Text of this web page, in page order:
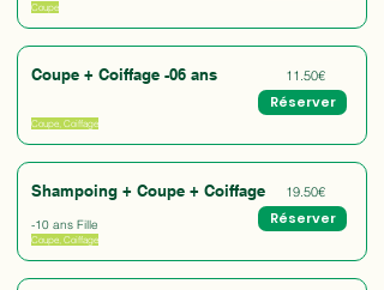
Coupe
Coupe + Coiffage -06 ans 11.50€
Réserver
Coupe, Coiffage
Shampoing + Coupe + Coiffage 19.50€
Réserver
-10 ans Fille
Coupe, Coiffage